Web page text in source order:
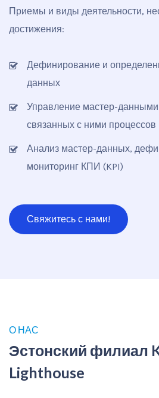
Приемы и виды деятельности,
достижения:
Дефинирование и
данных
Управление мастер-
связанных с ними процессов
Анализ мастер-данных,
мониторинг КПИ (KPI)
Свяжитесь с нами!
О НАС
Эстонский филиал
Lighthouse